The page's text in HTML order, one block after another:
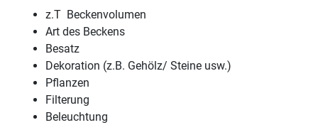
z.T Beckenvolumen
Art des Beckens
Besatz
Dekoration (z.B. Gehölz/ Steine usw.)
Pflanzen
Filterung
Beleuchtung